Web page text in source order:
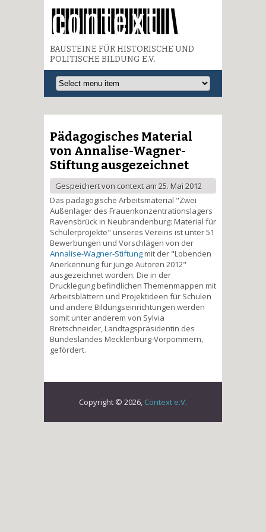
BAUSTEINE FÜR HISTORISCHE UND
POLITISCHE BILDUNG E.V.
Pädagogisches Material
von Annalise-Wagner-
Stiftung ausgezeichnet
Gespeichert von contextam 25. Mai 2012
Das pädagogische Arbeitsmaterial "Zwei
Außenlager des Frauenkonzentrationslagers
Ravensbrück in Neubrandenburg: Material für
Schülerprojekte" unseres Vereins ist unter 51
Bewerbungen und Vorschlägen von der
Annalise-Wagner-Stiftungmit der "Lobenden
Anerkennung für junge Autoren 2012"
ausgezeichnet worden. Die in der
Drucklegung befindlichen Themenmappen mit
Arbeitsblättern und Projektideen für Schulen
und andere Bildungseinrichtungen werden
somit unter anderem von Sylvia
Bretschneider, Landtagspräsidentin des
Bundeslandes Mecklenburg-Vorpommern,
gefördert.
Copyright © 2026, Context e.V.